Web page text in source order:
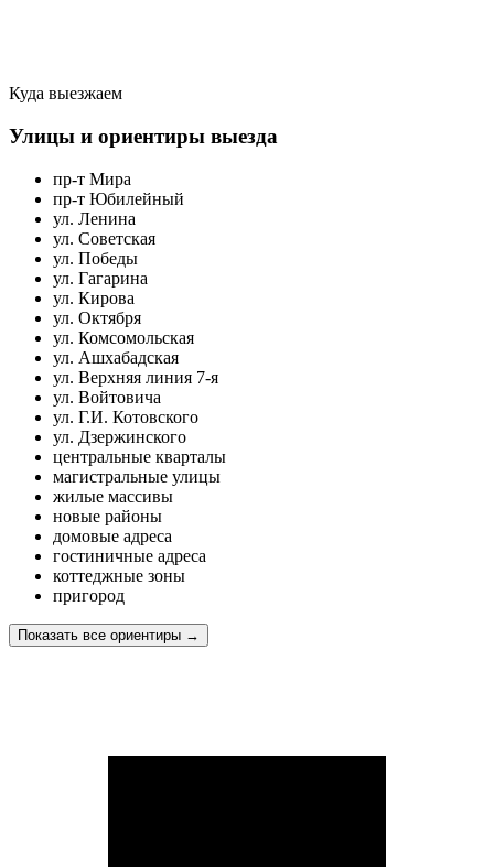
Куда выезжаем
Улицы и ориентиры выезда
пр-т Мира
пр-т Юбилейный
ул. Ленина
ул. Советская
ул. Победы
ул. Гагарина
ул. Кирова
ул. Октября
ул. Комсомольская
ул. Ашхабадская
ул. Верхняя линия 7-я
ул. Войтовича
ул. Г.И. Котовского
ул. Дзержинского
центральные кварталы
магистральные улицы
жилые массивы
новые районы
домовые адреса
гостиничные адреса
коттеджные зоны
пригород
Показать все ориентиры →